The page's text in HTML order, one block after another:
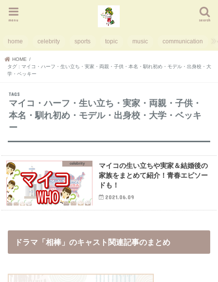
search
menu
home celebrity sports topic music communication
HOME
タグ : マイコ・ハーフ・生い立ち・実家・両親・子供・本名・馴れ初め・モデル・出身校・大
学・ベッキー
マイコ・ハーフ・生い立ち・実家・両親・子供・
本名・馴れ初め・モデル・出身校・大学・ベッキ
ー
celebrity
マイコの生い立ちや実家＆結婚後の
家族をまとめて紹介！青春エピソー
ドも！
2021.06.09
ドラマ「相棒」のキャスト関連記事のまとめ